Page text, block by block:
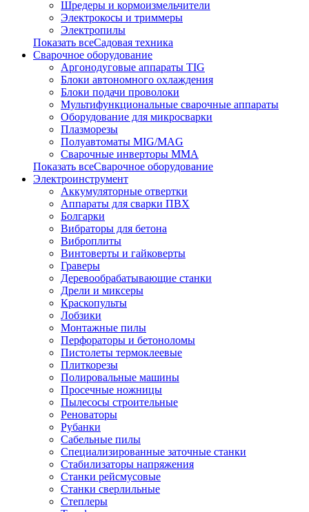
Шредеры и кормоизмельчители
Электрокосы и триммеры
Электропилы
Показать всеСадовая техника
Сварочное оборудование
Аргонодуговые аппараты TIG
Блоки автономного охлаждения
Блоки подачи проволоки
Мультифункциональные сварочные аппараты
Оборудование для микросварки
Плазморезы
Полуавтоматы MIG/MAG
Сварочные инверторы ММА
Показать всеСварочное оборудование
Электроинструмент
Аккумуляторные отвертки
Аппараты для сварки ПВХ
Болгарки
Вибраторы для бетона
Виброплиты
Винтоверты и гайковерты
Граверы
Деревообрабатывающие станки
Дрели и миксеры
Краскопульты
Лобзики
Монтажные пилы
Перфораторы и бетоноломы
Пистолеты термоклеевые
Плиткорезы
Полировальные машины
Просечные ножницы
Пылесосы строительные
Реноваторы
Рубанки
Сабельные пилы
Специализированные заточные станки
Стабилизаторы напряжения
Станки рейсмусовые
Станки сверлильные
Степлеры